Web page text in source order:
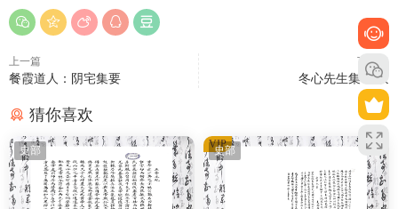
上一篇
餐霞道人：阴宅集要
下一篇
冬心先生集 金农
猜你喜欢
史部 史部
VIP